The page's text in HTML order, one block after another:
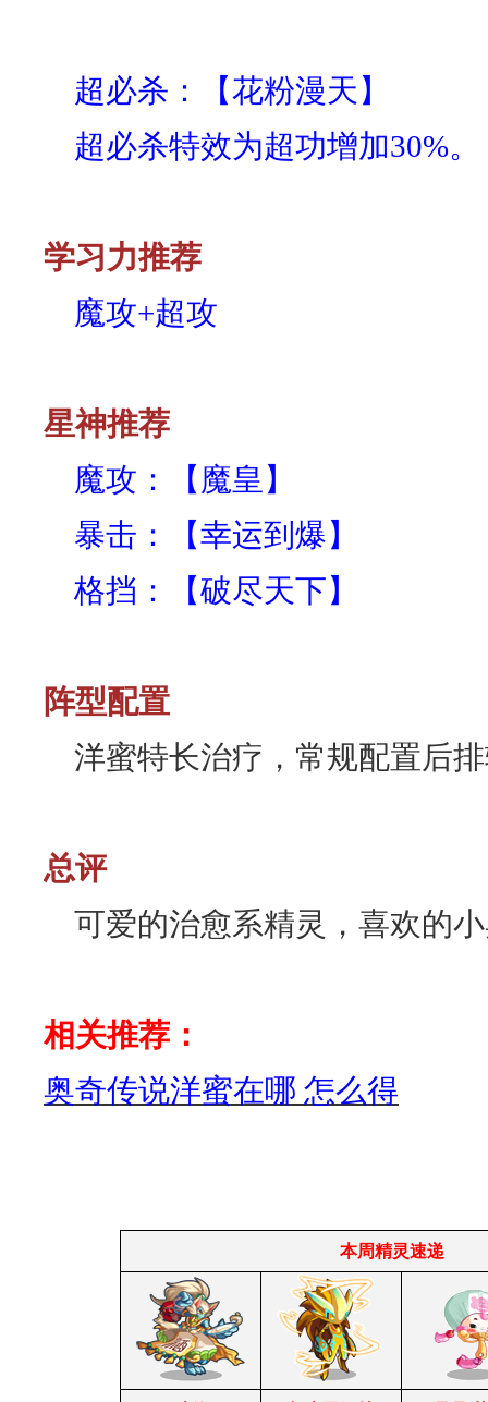
超必杀：【花粉漫天】
超必杀特效为超功增加30%。
学习力推荐
魔攻+超攻
星神推荐
魔攻：【魔皇】
暴击：【幸运到爆】
格挡：【破尽天下】
阵型配置
洋蜜特长治疗，常规配置后
总评
可爱的治愈系精灵，喜欢的
相关推荐：
奥奇传说洋蜜在哪 怎么得
本周精灵速递